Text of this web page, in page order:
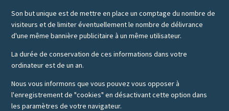
Son but unique est de mettre en place un comptage du nombre de
visiteurs et de limiter éventuellement le nombre de délivrance
d'une même bannière publicitaire à un même utilisateur.
La durée de conservation de ces informations dans votre
ordinateur est de un an.
Nous vous informons que vous pouvez vous opposer à
l'enregistrement de "cookies" en désactivant cette option dans
les paramètres de votre navigateur.